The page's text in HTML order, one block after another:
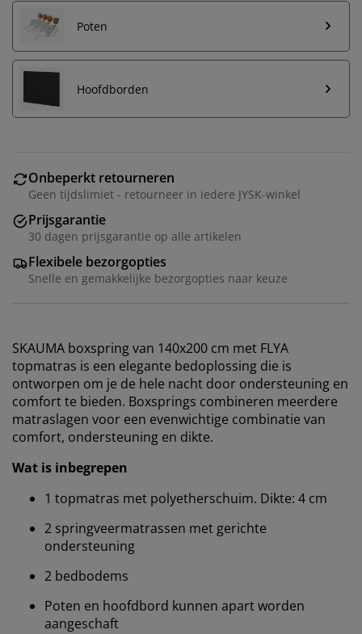
Poten
Hoofdborden
Onbeperkt retourneren
Geen tijdslimiet - retourneer in iedere JYSK-winkel
Prijsgarantie
30 dagen prijsgarantie op alle artikelen
Flexibele bezorgopties
Snelle en gemakkelijke bezorgopties naar keuze
SKAUMA boxspring van 140x200 cm met FLYA
topmatras is een elegante bedoplossing die is
ontworpen om je de hele nacht door ondersteuning en
comfort te bieden. Boxsprings combineren meerdere
matraslagen voor een evenwichtige combinatie van
comfort, ondersteuning en dikte.
Wat is inbegrepen
1 topmatras met polyetherschuim. Dikte: 4 cm
2 springveermatrassen met gerichte
ondersteuning
2 bedbodems
Poten en hoofdbord kunnen apart worden
aangeschaft